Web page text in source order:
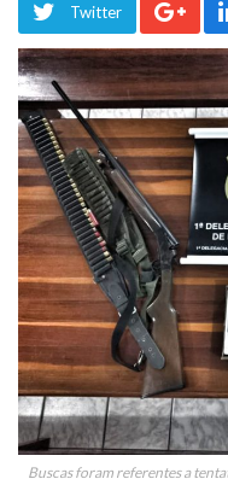
Twitter
Buscas foram referentes a